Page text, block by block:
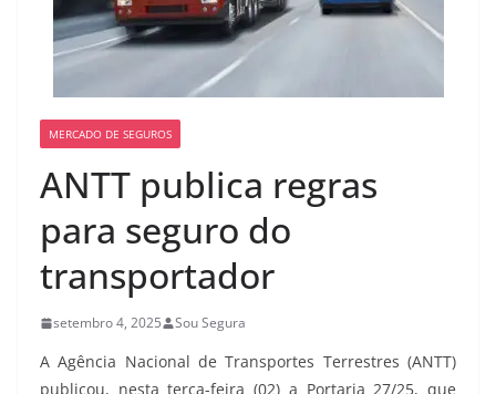
MERCADO DE SEGUROS
ANTT publica regras
para seguro do
transportador
setembro 4, 2025 Sou Segura
A Agência Nacional de Transportes Terrestres (ANTT)
publicou, nesta terça-feira (02) a Portaria 27/25, que